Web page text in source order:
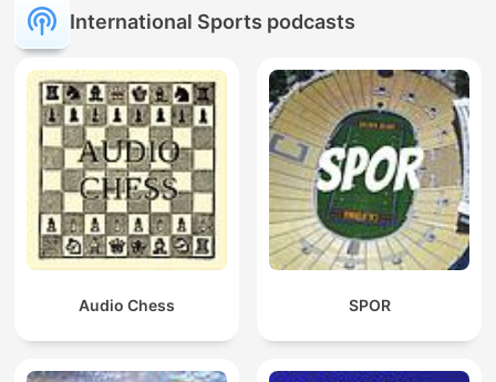
International Sports podcasts
Audio Chess SPOR